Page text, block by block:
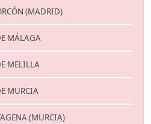
(MADRID)
MÁLAGA
MELILLA
MURCIA
(MURCIA)